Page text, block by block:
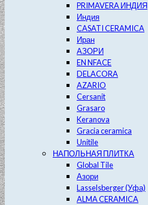
PRIMAVERA ИНДИЯ
Индия
CASATI CERAMICA
Иран
АЗОРИ
EN NFACE
DELACORA
AZARIO
Cersanit
Grasaro
Keranova
Gracia ceramica
Unitile
НАПОЛЬНАЯ ПЛИТКА
Global Tile
Азори
Lasselsberger (Уфа)
ALMA CERAMICA